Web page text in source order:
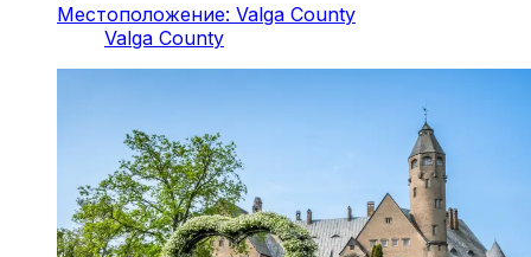
Местоположение: Valga County
Valga County